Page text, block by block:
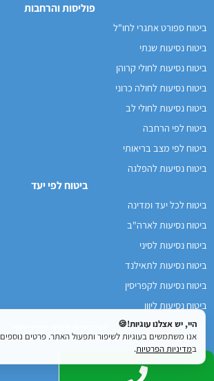
פוליסות והרחבות
ביטוח ספורט אתגרי לחו"ל
ביטוח נסיעות שנתי
ביטוח נסיעות לחולי קרוהן
ביטוח נסיעות לחולה כרוני
ביטוח נסיעות לחולי לב
ביטוח לפי הרחבה
ביטוח לפי מצב בריאותי
ביטוח נסיעות להפלגה
ביטוח לפי יעד
ביטוח לכל יעד ומדינה
ביטוח נסיעות לארה"ב
ביטוח נסיעות לסיני
ביטוח נסיעות לתאילנד
ביטוח נסיעות לקפריסין
ביטוח נסיעות ליוון
היי, יש אצלנו עוגיות!🍪
אנו משתמשים בעוגיות לשיפור ותפעול האתר. פרטים נוספים
במדיניות הפרטיות.